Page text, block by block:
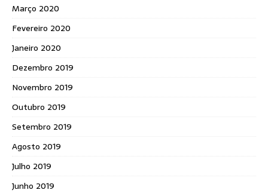
Março 2020
Fevereiro 2020
Janeiro 2020
Dezembro 2019
Novembro 2019
Outubro 2019
Setembro 2019
Agosto 2019
Julho 2019
Junho 2019